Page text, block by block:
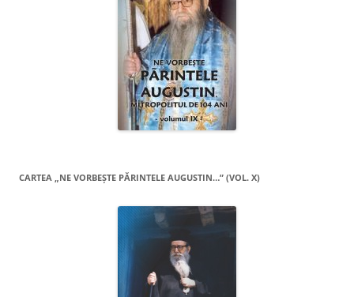
CARTEA „NE VORBEŞTE PĂRINTELE AUGUSTIN…” (VOL. X)